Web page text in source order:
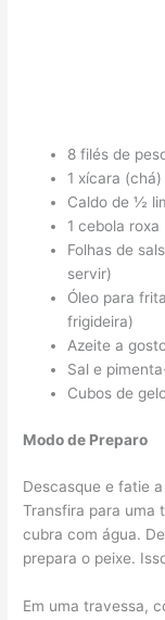
8 filés de
1 xícara
Caldo de ½
1 cebola roxa
Folhas de
servir)
Óleo para
frigideira)
Azeite a
Sal e
Cubos de
Modo de Preparo
Descasque e fatie
Transfira para uma
cubra com água.
prepara o peixe.
Em uma travessa,